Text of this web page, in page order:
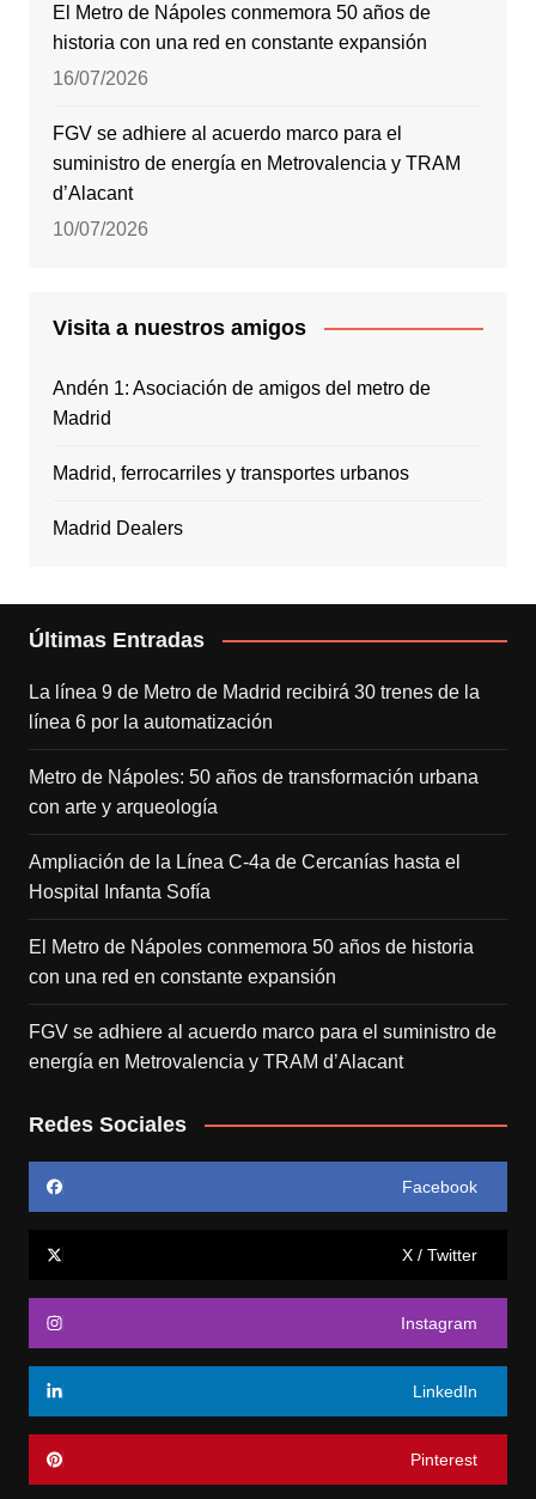
El Metro de Nápoles conmemora 50 años de
historia con una red en constante expansión
16/07/2026
FGV se adhiere al acuerdo marco para el
suministro de energía en Metrovalencia y TRAM
d’Alacant
10/07/2026
Visita a nuestros amigos
Andén 1: Asociación de amigos del metro de
Madrid
Madrid, ferrocarriles y transportes urbanos
Madrid Dealers
Últimas Entradas
La línea 9 de Metro de Madrid recibirá 30 trenes de la
línea 6 por la automatización
Metro de Nápoles: 50 años de transformación urbana
con arte y arqueología
Ampliación de la Línea C-4a de Cercanías hasta el
Hospital Infanta Sofía
El Metro de Nápoles conmemora 50 años de historia
con una red en constante expansión
FGV se adhiere al acuerdo marco para el suministro de
energía en Metrovalencia y TRAM d’Alacant
Redes Sociales
Facebook
X / Twitter
Instagram
LinkedIn
Pinterest